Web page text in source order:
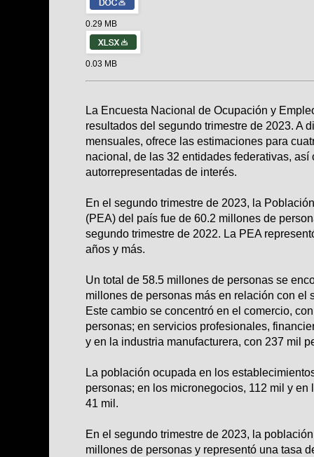
0.29 MB
0.03 MB
La Encuesta Nacional de Ocupación y
resultados del segundo trimestre de 2023. A
mensuales, ofrece las estimaciones para
nacional, de las 32 entidades federativas, así
autorrepresentadas de interés.
En el segundo trimestre de 2023, la
(PEA) del país fue de 60.2 millones de
segundo trimestre de 2022. La PEA
años y más.
Un total de 58.5 millones de personas se
millones de personas más en relación con el
Este cambio se concentró en el comercio,
personas; en servicios profesionales,
y en la industria manufacturera, con 237 mil
La población ocupada en los
personas; en los micronegocios, 112 mil y
41 mil.
En el segundo trimestre de 2023, la
millones de personas y representó una tasa